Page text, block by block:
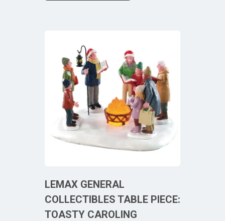
LEMAX GENERAL
COLLECTIBLES TABLE PIECE:
TOASTY CAROLING